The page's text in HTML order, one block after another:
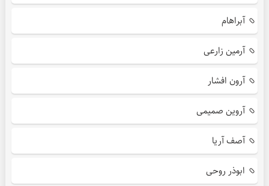
آبراهام
آرمین زارعی
آرون افشار
آروین صمیمی
آصف آریا
ابوذر روحی